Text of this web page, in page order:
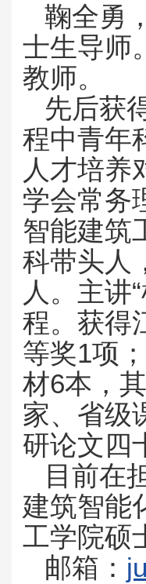
鞠全勇
士生导师
教师。
先后获
程中青年
人才培养
学会常务
智能建筑
科带头人
人。主讲
程。获得
等奖1项
材6本，
家、省级
研论文四
目前在
建筑智能
工学院硕
邮箱：